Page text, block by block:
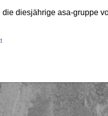
diesjährige asa-gruppe